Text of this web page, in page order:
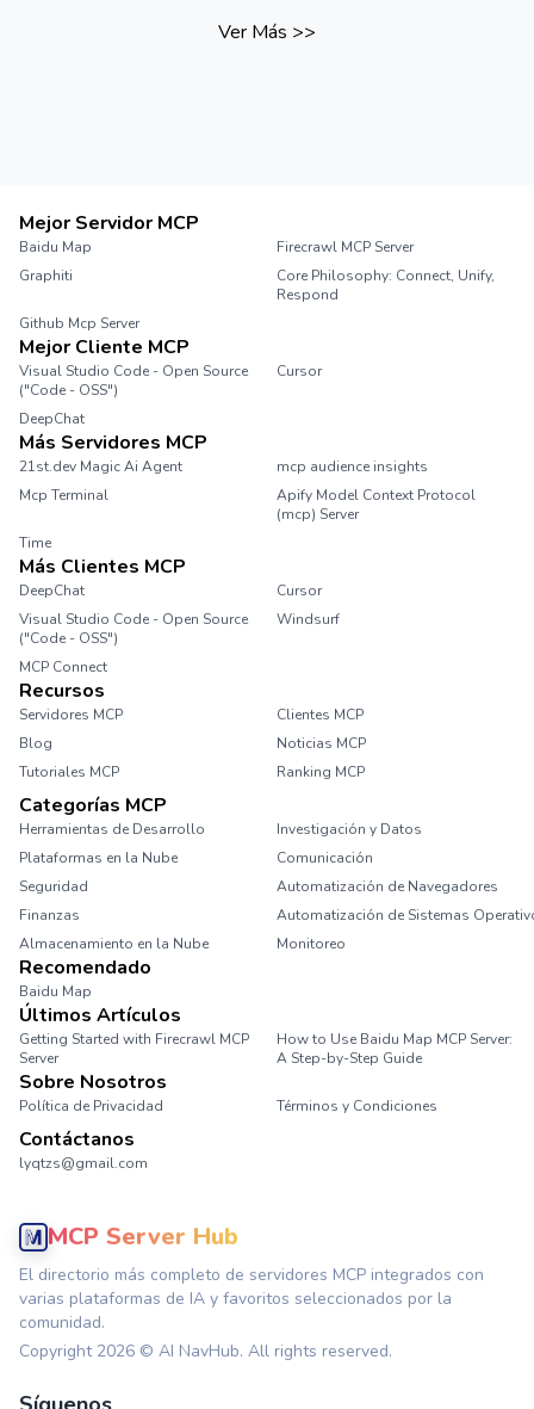
Ver Más >>
Mejor Servidor MCP
Baidu Map
Firecrawl MCP Server
Graphiti
Core Philosophy: Connect, Unify,
Respond
Github Mcp Server
Mejor Cliente MCP
Visual Studio Code - Open Source
("Code - OSS")
Cursor
DeepChat
Más Servidores MCP
21st.dev Magic Ai Agent
mcp audience insights
Mcp Terminal
Apify Model Context Protocol
(mcp) Server
Time
Más Clientes MCP
DeepChat
Cursor
Visual Studio Code - Open Source
("Code - OSS")
Windsurf
MCP Connect
Recursos
Servidores MCP
Clientes MCP
Blog
Noticias MCP
Tutoriales MCP
Ranking MCP
Categorías MCP
Herramientas de Desarrollo
Investigación y Datos
Plataformas en la Nube
Comunicación
Seguridad
Automatización de Navegadores
Finanzas
Automatización de Sistemas
Almacenamiento en la Nube
Monitoreo
Recomendado
Baidu Map
Últimos Artículos
Getting Started with Firecrawl MCP
Server
How to Use Baidu Map MCP Server:
A Step-by-Step Guide
Sobre Nosotros
Política de Privacidad Términos y Condiciones
Contáctanos
lyqtzs@gmail.com
MCP Server Hub
El directorio más completo de servidores MCP integrados con
varias plataformas de IA y favoritos seleccionados por la
comunidad.
Copyright 2026 © AI NavHub. All rights reserved.